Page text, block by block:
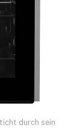
durch sein